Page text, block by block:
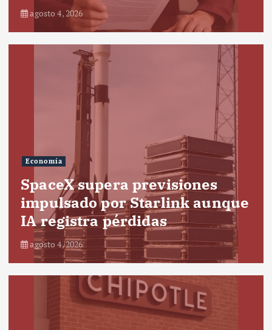
agosto 4, 2026
Economía
SpaceX supera previsiones
impulsado por Starlink aunque
IA registra pérdidas
agosto 4, 2026